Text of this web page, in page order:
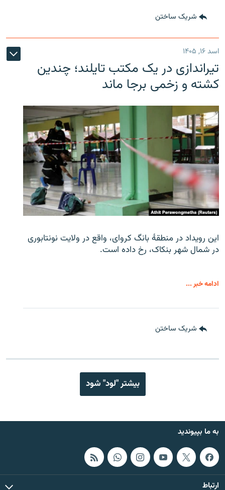
شریک ساختن
اسد ۱۶, ۱۴۰۵
تیراندازی در یک مکتب تایلند؛ چندین
کشته و زخمی برجا ماند
این رویداد در منطقۀ بانگ کروای، واقع در ولایت نونتابوری
در شمال شهر بنکاک، رخ داده است.
ادامه خبر ...
شریک ساختن
بیشتر "لود" شود
به ما بپیوندید
ارتباط